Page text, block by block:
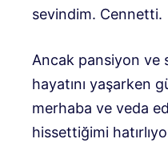
sevindim. Cennetti.
Ancak pansiyon ve
hayatını yaşarken
merhaba ve veda
hissettiğimi